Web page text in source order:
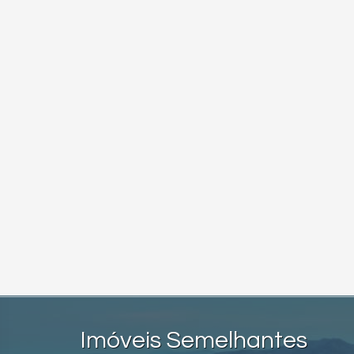
Imóveis Semelhantes